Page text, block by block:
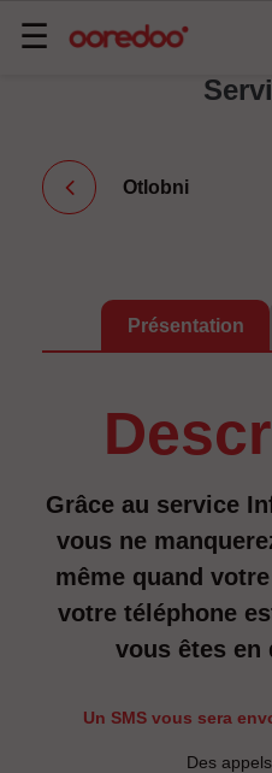
Basculer
☰
Otlobni
Présentation
Grâce au service
vous ne
même quand
votre téléphone
vous êtes en
Un SMS vous sera
Des